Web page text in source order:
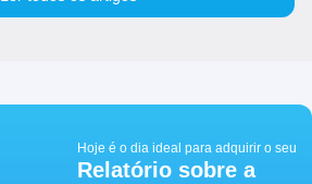
Hoje é o dia ideal para adquirir o seu
Relatório sobre a